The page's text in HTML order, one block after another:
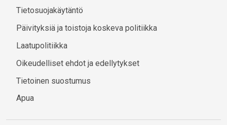
Tietosuojakäytäntö
Päivityksiä ja toistoja koskeva politiikka
Laatupolitiikka
Oikeudelliset ehdot ja edellytykset
Tietoinen suostumus
Apua